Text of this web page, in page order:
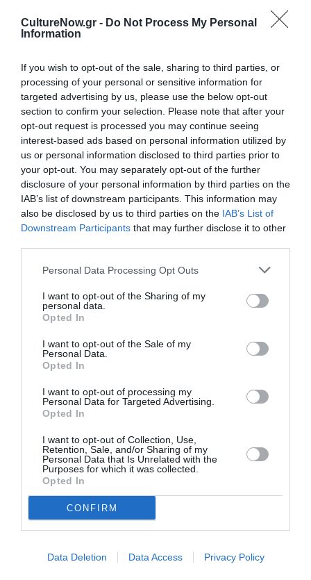
CultureNow.gr - Do Not Process My Personal
Information
If you wish to opt-out of the sale, sharing to third parties, or
processing of your personal or sensitive information for
targeted advertising by us, please use the below opt-out
section to confirm your selection. Please note that after your
opt-out request is processed you may continue seeing
interest-based ads based on personal information utilized by
us or personal information disclosed to third parties prior to
your opt-out. You may separately opt-out of the further
disclosure of your personal information by third parties on the
IAB’s list of downstream participants. This information may
also be disclosed by us to third parties on the IAB’s List of
Downstream Participants that may further disclose it to other
Personal Data Processing Opt Outs
I want to opt-out of the Sharing of my
personal data.
Opted In
I want to opt-out of the Sale of my
Personal Data.
Opted In
I want to opt-out of processing my
Personal Data for Targeted Advertising.
Opted In
I want to opt-out of Collection, Use,
Retention, Sale, and/or Sharing of my
Personal Data that Is Unrelated with the
Purposes for which it was collected.
Opted In
CONFIRM
Data Deletion Data Access Privacy Policy
Οι Ηθοποιοί
Η σκηνοθετική γραμμή καθοδήγησε όλους τους
ηθοποιούς σε ένα αυστηρό ερμηνευτικό πλαίσιο, με
συχνές όμως, και αναίτιες ως επί το πλείστον, εξάρσεις
και υπερβολές. Οι ανδρόγυνες φιγούρες των πέντε
θυγατέρων (Ευγενία Αποστόλου, Δημήτρης
Μαργαρίτης, Ελένη Σπετσιώτη, Κατερίνα Φωτιάδη,
Χριστίνα Χειλά-Φαμέλη) εγκλωβίστηκαν στην
υποκριτική φόρμα αδυνατώντας να προσδώσουν είτε
ρεαλιστικά είτε αλληγορικά στοιχεία στους ρόλους
τους. Το ίδιο συνέβη και με την Υπηρέτρια τηςΆννας
Καλαϊτζίδου. ΟΧρήστος Στέργιογλου, τέλος,
χαρακτηρίσθηκε από την υπερβολή στην ερμηνεία του.
Οι Συντελεστές
Τα αυστηρά, ανδρόγυνα κοστούμια των πέντε
θυγατέρων και της Υπηρέτριας, με τα μαύρα
κεφαλομάντηλα, σηματοδότησαν την πατριαρχία που
την «φορούν» οι γυναίκες σαν ένα αυστηρό κοστούμι.
Ιδιαίτερα ενδεικτικό το τέλος, όπου πάνω από λευκά
φουστάνια -με άμεσες παραπομπές στην ύπαιθρο-, σαν
νυφικά που ποτέ δεν φορέθηκαν, οι πέντε κόρες, αλλά
και η Υπηρέτρια με την Μπερνάρντα Άλμπα φόρεσαν
μαύρα σακάκια και κεφαλομάντηλα. Το φορμαλιστικό
σκηνικό (Σκηνικά-Κοστούμια:Εύα Νάθενα
) δεν
κατάφερε να δείξει την απίστευτη επιμονή στην
καθαριότητα και τάξη, αλλά και τη σύνδεσή τους με το
ασφυκτικό περιβάλλον. Ενδιαφέρον ήταν ωστόσο ο
σκηνικό χώρος, στο πίσω μέρος της σκηνής, με τους
Ισπανική ύπαιθρο, αλλά και στη διάθεση εξαγνισμού